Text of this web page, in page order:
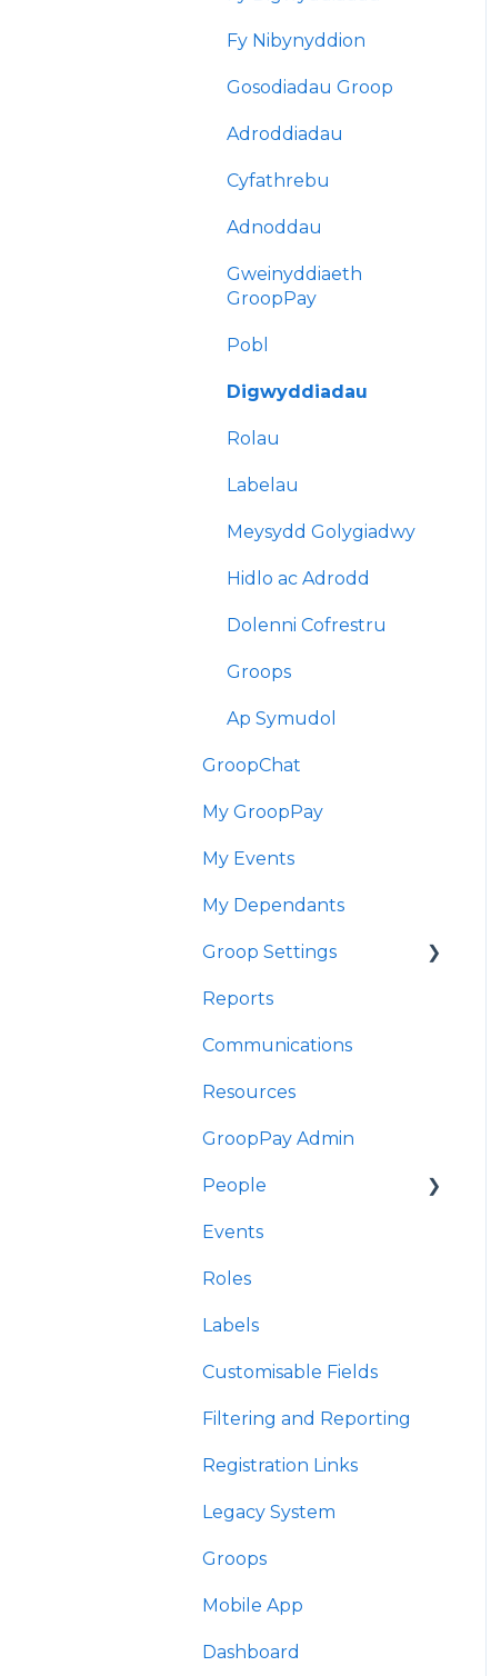
Fy Nibynyddion
Gosodiadau Groop
Adroddiadau
Cyfathrebu
Adnoddau
Gweinyddiaeth
GroopPay
Pobl
Digwyddiadau
Rolau
Labelau
Meysydd Golygiadwy
Hidlo ac Adrodd
Dolenni Cofrestru
Groops
Ap Symudol
GroopChat
My GroopPay
My Events
My Dependants
Groop Settings
Stripe Payments
Reports
Communications
Resources
GroopPay Admin
People
Interactions/Notes
Events
Roles
Labels
Customisable Fields
Filtering and Reporting
Registration Links
Legacy System
Groops
Mobile App
Dashboard